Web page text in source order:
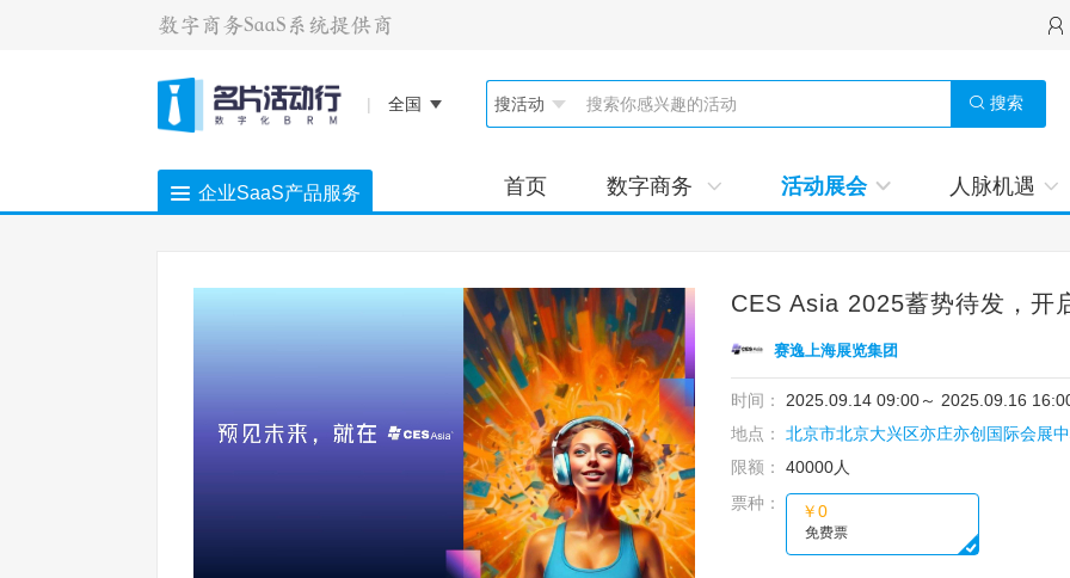
| 全国 搜索
企业SaaS产品服务 首页 数字商务 活动展会 人脉机遇
​CES Asia 2025蓄势待发，开
赛逸上海展览集团
时间： 2025.09.14 09:00～ 2025.09.16
地点：
北京市北京大兴区亦庄亦创国际会展
限额：
40000人
票种：
￥0
免费票